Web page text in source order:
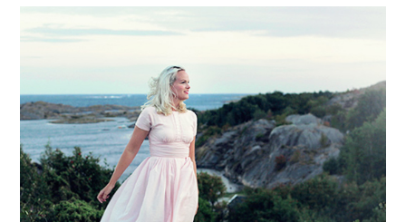
webbplats